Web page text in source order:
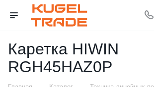
Каретка HIWIN
RGH45HAZ0P